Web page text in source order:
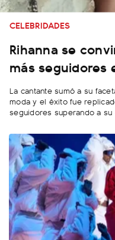
CELEBRIDADES
Rihanna se
más seguidores
La cantante sumó a su
moda y el éxito fue
seguidores superando a su